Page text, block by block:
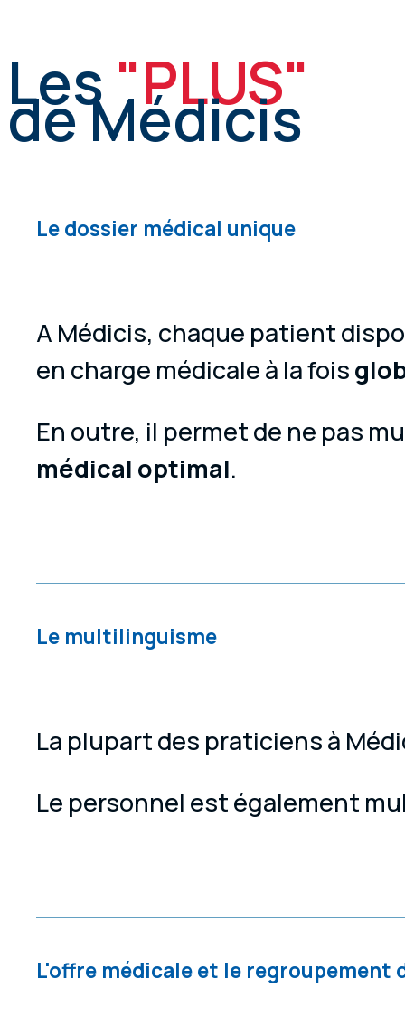
Les "PLUS"
de Médicis
Le dossier médical unique
A Médicis, chaque patient
en charge médicale à la fois
En outre, il permet de ne pas
médical optimal.
Le multilinguisme
La plupart des praticiens à
Le personnel est également
L'offre médicale et le regroupement